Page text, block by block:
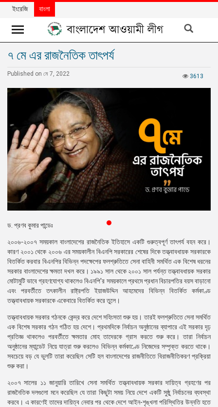
খবর
দলের
বিশেষ
প্রতিবেদন
মতামত
উন্নয়নের
বাংলাদেশ
নিউজলেটার
প্রেস
রিলিজ
প্রকাশনা
গ্যালারি
বিএনপি-
সহিংসতা
সংগঠন
নির্বাচনী
ইশতেহার
ইংরেজি বাংলা
৭ মে এর রাজনৈতিক তাৎপর্য
3613
Published on মে 7, 2022
ড. প্রণব কুমার পান্ডেঃ
২০০৬-২০০৭ সময়কাল বাংলাদেশের রাজনৈতিক ইতিহাসে একটি গুরুত্বপূর্ণ তাৎপর্য বহন করে।
কারণ ২০০১ থেকে ২০০৬ এর সময়কালীন বিএনপি সরকারের শেষের দিকে তত্ত্বাবধায়ক সরকারকে
বিতর্কিত করবার বিএনপির বিভিন্ন পদক্ষেপের ফলশ্রুতিতে সেনা বাহিনী সমর্থিত এক বিশেষ ধরনের
সরকার বাংলাদেশের ক্ষমতা দখল করে। ১৯৯১ সাল থেকে ২০০১ সাল পর্যন্ত তত্ত্বাবধায়ক সরকার
মোটামুটি ভাবে গ্রহণযোগ্য থাকলেও বিএনপি'র সময়কালে প্রথমে প্রধান বিচারপতির বয়স বাড়ানো
এবং পরবর্তীতে তৎকালীন রাষ্ট্রপতি ইয়াজউদ্দিন আহমেদের বিভিন্ন বিতর্কিত কর্মকাণ্ড
তত্ত্বাবধায়ক সরকারকে একেবারে বিতর্কিত করে তুলে।
তত্ত্বাবধায়ক সরকার গঠনকে কেন্দ্র করে দেশে সহিংসতা শুরু হয়। তারই ফলশ্রুতিতে সেনা সমর্থিত
এক বিশেষ সরকার গঠন গঠিত হয় দেশে। প্রথমদিকে নির্বাচন অনুষ্ঠানের ব্যাপারে এই সরকার দৃঢ়
প্রতিজ্ঞ থাকলেও পরবর্তীতে ক্ষমতার মোহ তাদেরকে গ্রাস করতে শুরু করে। তারা নির্বাচন
অনুষ্ঠানের ম্যান্ডেট নিয়ে যাত্রা শুরু করলেও বিভিন্ন কর্মকাণ্ডে নিজেদের সম্পৃক্ত করতে থাকে।
সবচেয়ে বড় যে ভুলটি তারা করেছিল সেটি হল বাংলাদেশের রাজনীতিতে বিরাজনীতিকরণ প্রক্রিয়া
শুরু করা।
২০০৭ সালের ১১ জানুয়ারি তারিখে সেনা সমর্থিত তত্ত্বাবধায়ক সরকার দায়িত্ব গ্রহণের পর
রাজনৈতিক দলগুলো মনে করেছিল যে তারা কিছুটা সময় নিয়ে দেশে একটি সুষ্ঠু নির্বাচনের ব্যবস্থা
করবে। এ কারণেই তাদের দায়িত্ব নেবার পর থেকে দেশে আইন-শৃঙ্খলা পরিস্থিতির উন্নতি হতে